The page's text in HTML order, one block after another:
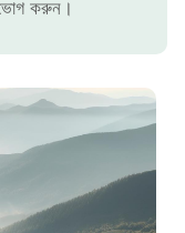
করুন।